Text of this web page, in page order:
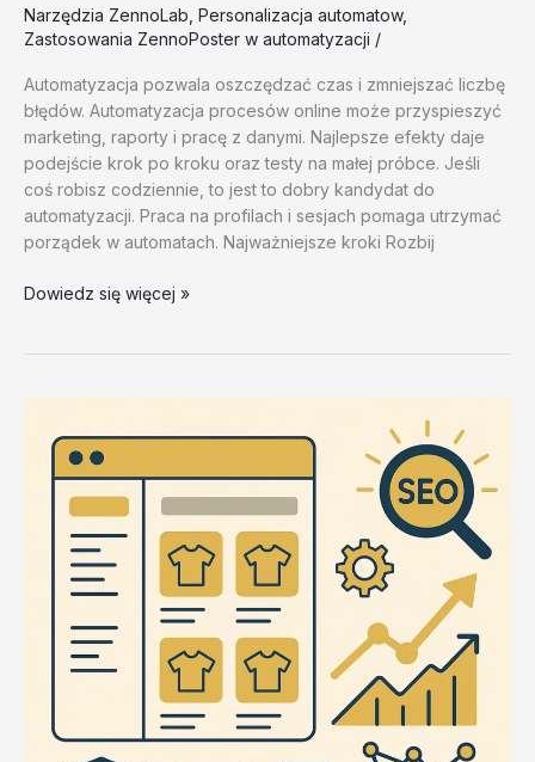
Narzędzia ZennoLab Personalizacja automatow,
Zastosowania ZennoPoster w automatyzacji /
Automatyzacja pozwala oszczędzać czas i zmniejszać liczbę
błędów. Automatyzacja procesów online może przyspieszyć
marketing, raporty i pracę z danymi. Najlepsze efekty daje
podejście krok po kroku oraz testy na małej próbce. Jeśli
coś robisz codziennie, to jest to dobry kandydat do
automatyzacji. Praca na profilach i sesjach pomaga utrzymać
porządek w automatach. Najważniejsze kroki Rozbij
Personalizacja
20260202
Jl4rz
Dowiedz się więcej »